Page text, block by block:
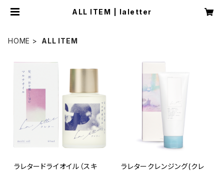
ALL ITEM | laletter
HOME ALL ITEM
ラレタードライオイル（スキ
ラレタークレンジング(クレ